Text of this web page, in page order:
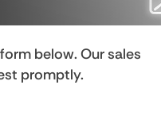
below. Our sales
promptly.